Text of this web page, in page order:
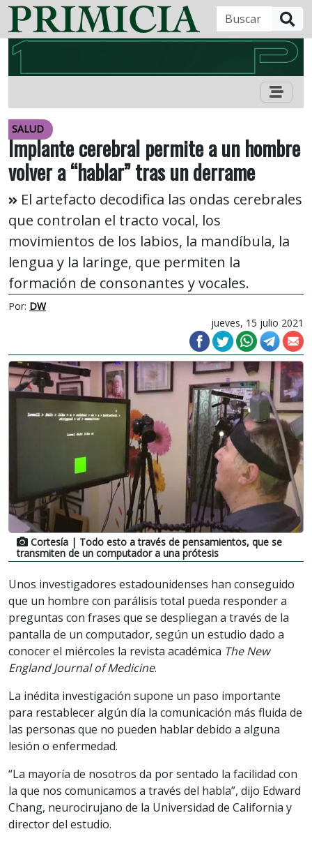
SALUD
Implante cerebral permite a un hombre
volver a “hablar” tras un derrame
El artefacto decodifica las ondas cerebrales
que controlan el tracto vocal, los
movimientos de los labios, la mandíbula, la
lengua y la laringe, que permiten la
formación de consonantes y vocales.
Por: DW
jueves, 15 julio 2021
Cortesía | Todo esto a través de pensamientos, que se
transmiten de un computador a una prótesis
Unos investigadores estadounidenses han conseguido
que un hombre con parálisis total pueda responder a
preguntas con frases que se despliegan a través de la
pantalla de un computador, según un estudio dado a
conocer el miércoles la revista académica The New
England Journal of Medicine.
La inédita investigación supone un paso importante
para restablecer algún día la comunicación más fluida de
las personas que no pueden hablar debido a alguna
lesión o enfermedad.
“La mayoría de nosotros da por sentado la facilidad con
la que nos comunicamos a través del habla”, dijo Edward
Chang, neurocirujano de la Universidad de California y
director del estudio.